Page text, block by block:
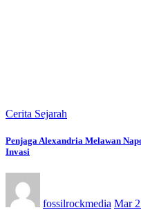
Cerita Sejarah
Penjaga Alexandria Melawan
Invasi
fossilrockmedia Mar